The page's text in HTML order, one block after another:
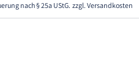
nach § 25a UStG. zzgl. Versandkosten